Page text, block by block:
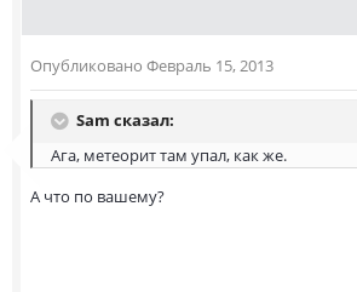
Опубликовано Февраль 15, 2013
Sam сказал:
Ага, метеорит там упал, как же.
А что по вашему?